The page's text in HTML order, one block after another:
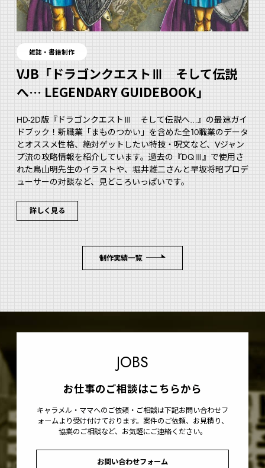
雑誌・書籍制作
VJB「ドラゴンクエストⅢ そして伝説
へ… LEGENDARY GUIDEBOOK」
HD-2D版『ドラゴンクエストⅢ そして伝説へ…』の最速ガイ
ドブック！新職業「まものつかい」を含めた全10職業のデータ
とオススメ性格、絶対ゲットしたい特技・呪文など、Vジャン
プ流の攻略情報を紹介しています。過去の『DQⅢ』で使用さ
れた鳥山明先生のイラストや、堀井雄二さんと早坂将昭プロデ
ューサーの対談など、見どころいっぱいです。
詳しく見る
制作実績一覧
JOBS
お仕事のご相談はこちらから
キャラメル・ママへのご依頼・ご相談は下記お問い合わせフ
ォームより受け付けております。案件のご依頼、お見積り、
協業のご相談など、お気軽にご連絡ください。
お問い合わせフォーム